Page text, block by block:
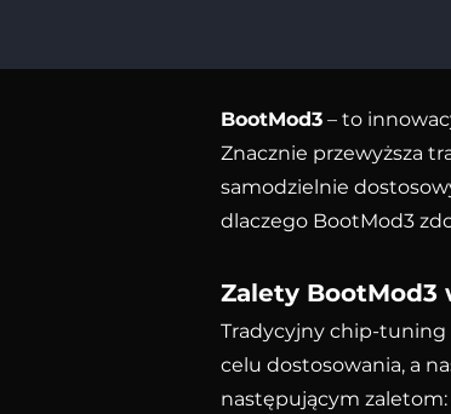
BootMod3 – to
Znacznie przewyższa
samodzielnie
dlaczego BootMod3
Zalety
Tradycyjny chip-tuning
celu dostosowania, a
następującym zaletom: